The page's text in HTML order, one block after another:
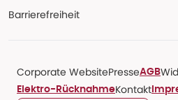
Barrierefreiheit
Corporate WebsitePresseAGB
Elektro-RücknahmeKontakt